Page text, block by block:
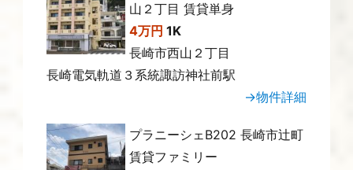
山２丁目 賃貸単身
4万円 1K
長崎市西山２丁目
長崎電気軌道３系統諏訪神社前駅
→物件詳細
プラニーシェB202 長崎市辻町
賃貸ファミリー